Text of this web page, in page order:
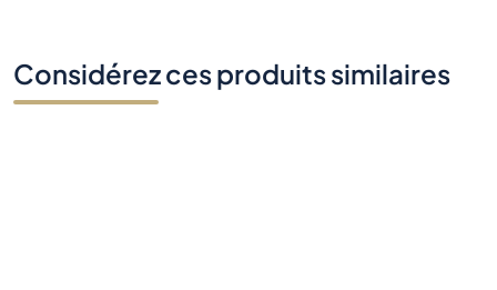
Considérez ces produits similaires